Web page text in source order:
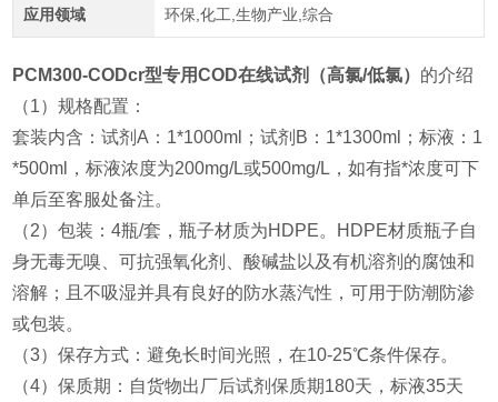
应用领域 环保,化工,生物产业,综合
PCM300-CODcr型专用COD在线试剂（高氯/低氯） 的介绍
（1）规格配置：
套装内含：试剂A：1*1000ml；试剂B：1*1300ml；标液：1
*500ml，标液浓度为200mg/L或500mg/L，如有指*浓度可下
单后至客服处备注。
（2）包装：4瓶/套，瓶子材质为HDPE。HDPE材质瓶子自
身无毒无嗅、可抗强氧化剂、酸碱盐以及有机溶剂的腐蚀和
溶解；且不吸湿并具有良好的防水蒸汽性，可用于防潮防渗
或包装。
（3）保存方式：避免长时间光照，在10-25℃条件保存。
（4）保质期：自货物出厂后试剂保质期180天，标液35天